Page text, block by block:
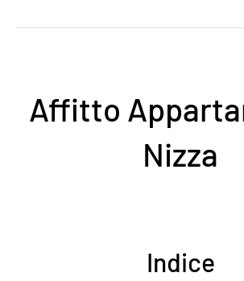
Affitto
Nizza
Indice